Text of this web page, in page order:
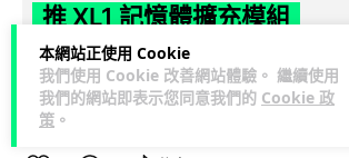
本網站正使用 Cookie
我們使用 Cookie 改善網站體驗。 繼續使用
我們的網站即表示您同意我們的 Cookie 政
策 。
推 XL1 記憶體擴充模組
KIOXIA 發表全新記憶體擴充模組 XL1 系列，
憶體 XL-FLASH 與 CXL 介面，將快閃記憶體
方...